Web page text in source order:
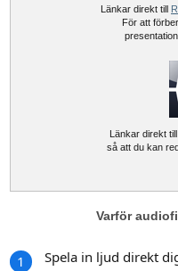
Länkar direkt till
För att
Länkar direkt till
så att du kan
Varför
1 Spela in ljud direkt